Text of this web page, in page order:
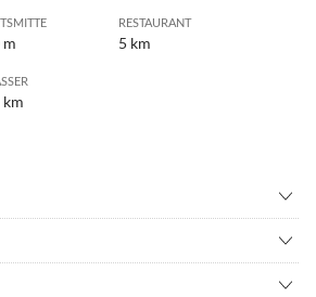
m
RESTAURANT
5 km
km